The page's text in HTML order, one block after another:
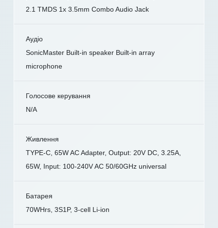
2.1 TMDS 1x 3.5mm Combo Audio Jack
Аудіо
SonicMaster Built-in speaker Built-in array
microphone
Голосове керування
N/A
Живлення
TYPE-C, 65W AC Adapter, Output: 20V DC, 3.25A,
65W, Input: 100-240V AC 50/60GHz universal
Батарея
70WHrs, 3S1P, 3-cell Li-ion